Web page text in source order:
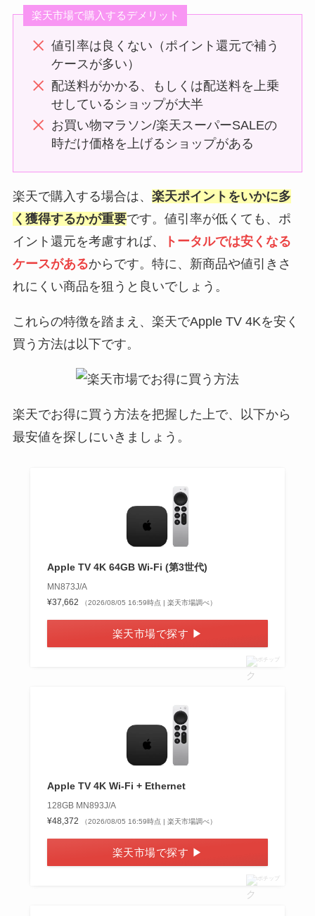
楽天市場で購入するデメリット
値引率は良くない（ポイント還元で補う
ケースが多い）
配送料がかかる、もしくは配送料を上乗
せしているショップが大半
お買い物マラソン/楽天スーパーSALEの
時だけ価格を上げるショップがある
楽天で購入する場合は、 楽天ポイントをいかに多
く獲得するかが重要です。値引率が低くても、ポ
イント還元を考慮すれば、
トータルでは安くなる
ケースがあるからです。特に、新商品や値引きさ
れにくい商品を狙うと良いでしょう。
これらの特徴を踏まえ、楽天でApple TV 4Kを安く
買う方法は以下です。
楽天でお得に買う方法を把握した上で、以下から
最安値を探しにいきましょう。
Apple TV 4K 64GB Wi‑Fi (第3世代)
MN873J/A
¥37,662
（2026/08/05 16:59時点 | 楽天市場調べ）
楽天市場で探す ▶
ポチップ
Apple TV 4K Wi-Fi + Ethernet
128GB MN893J/A
¥48,372
（2026/08/05 16:59時点 | 楽天市場調べ）
楽天市場で探す ▶
ポチップ